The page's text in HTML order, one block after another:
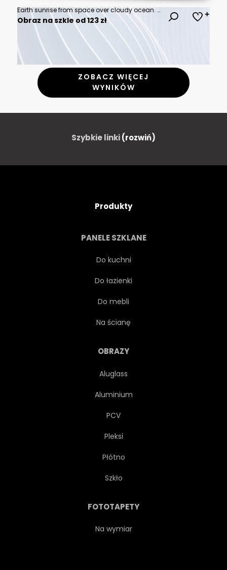
Earth sunrise from space over cloudy ocean. 3d rendering
Obraz na szkle od 123 zł
ZOBACZ WIĘCEJ
WYNIKÓW
Szybkie linki(rozwiń)
Produkty
PANELE SZKLANE
Do kuchni
Do łazienki
Do mebli
Na ścianę
OBRAZY
Aluglass
Aluminium
PCV
Pleksi
Płótno
Szkło
FOTOTAPETY
Na wymiar